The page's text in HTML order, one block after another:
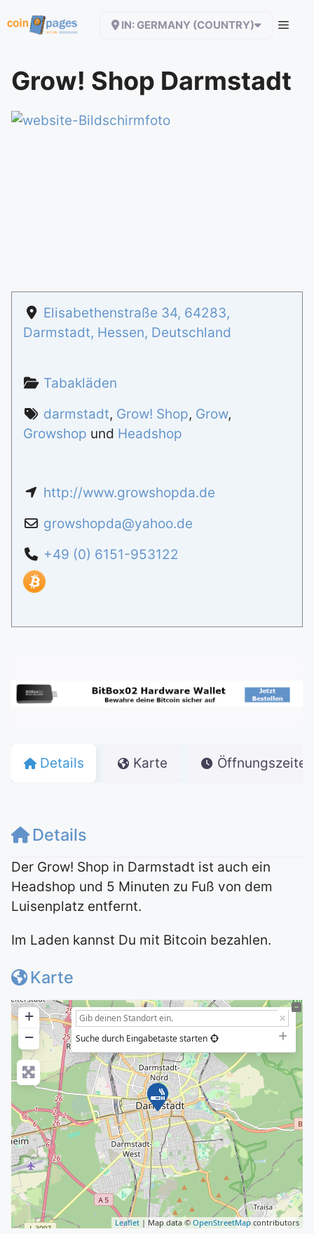
Inhalt
IN: GERMANY (COUNTRY)
Grow! Shop Darmstadt
Elisabethenstraße 34, 64283,
Darmstadt, Hessen, Deutschland
Tabakläden
darmstadt, Grow! Shop, Grow,
Growshop und Headshop
http://www.growshopda.de
growshopda@yahoo.de
+49 (0) 6151-953122
Details Karte Öffnungszeiten
Details
Der Grow! Shop in Darmstadt ist auch ein
Headshop und 5 Minuten zu Fuß von dem
Luisenplatz entfernt.
Im Laden kannst Du mit Bitcoin bezahlen.
Karte
+
−
Suche durch Eingabetaste starten
Leaflet | Map data © OpenStreetMapcontributors